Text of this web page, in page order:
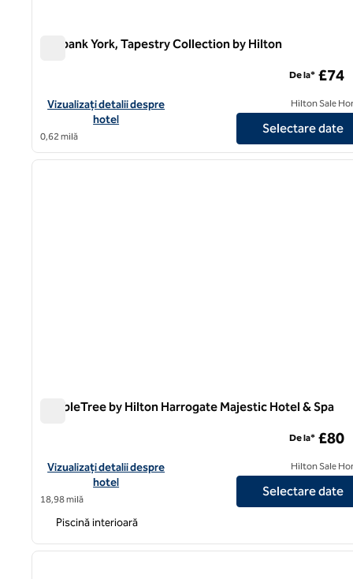
Elmbank York, Tapestry Collection by Hilton
Vizualizați detaliile hotelului pentru Elmbank York, Tapestry
Vizualizați detalii despre
hotel
0,62 milă
De la* £74
Hilton Sale
Selectare date
1
1 din 12
DoubleTree by Hilton Harrogate Majestic Hotel & Spa
Vizualizați detaliile hotelului DoubleTree by Hilton Harrogate
Vizualizați detalii despre
hotel
18,98 milă
De la* £80
Hilton Sale
Selectare date
Piscină interioară
1 din 12